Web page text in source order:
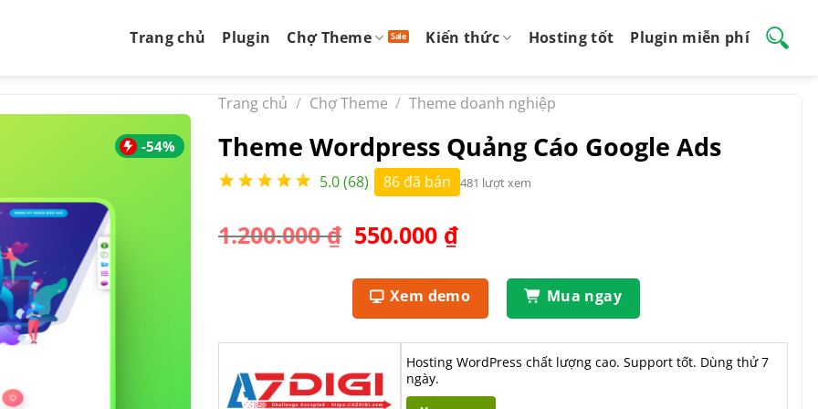
Trang chủ Plugin Chợ Theme Kiến thức Hosting tốt Plugin miễn phí
-54%
Trang chủ / Chợ Theme / Theme doanh nghiệp
Theme Wordpress Quảng Cáo Google Ads
5.0 (68) 86 đã bán 481 lượt xem
1.200.000₫ Giá
là:
1.200.000 ₫.
550.000 ₫Giá
tại
là:
550.000 ₫.
Xem demo Mua ngay
Hosting WordPress chất lượng cao. Support tốt. Dùng thử 7
ngày.